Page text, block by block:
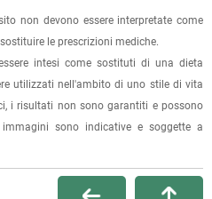
al momento dell'ordine
del modulo d'ordine e
lo stato di lavorazione
viae-mail.
non devono essere interpretate come
le prescrizioni mediche.
intesi come sostituti di una dieta
utilizzati nell'ambito di uno stile di vita
i risultati non sono garantiti e possono
sono indicative e soggette a